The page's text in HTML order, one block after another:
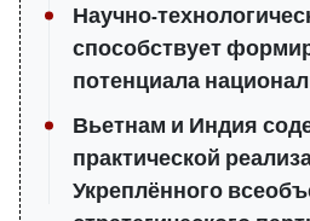
Научно-
способствует
потенциала
Вьетнам и Индия
практической
Укреплённого